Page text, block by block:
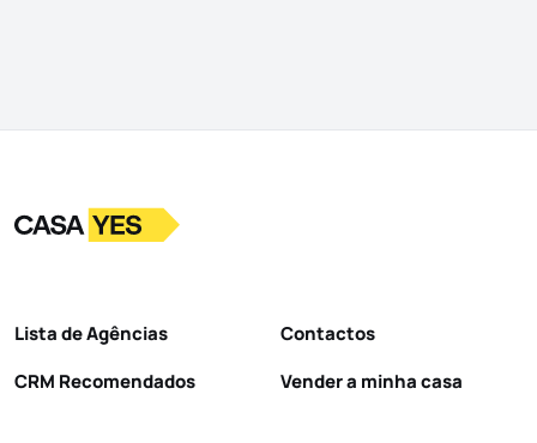
LogoIr para a homepage
Lista de Agências
CRM Recomendados
Contactos
Vender a minha casa